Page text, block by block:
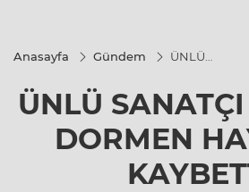
Anasayfa Gündem
ÜNLÜ
DORMEN
HAYATINI
KAYBETTİ
ÜNLÜ
DORMEN